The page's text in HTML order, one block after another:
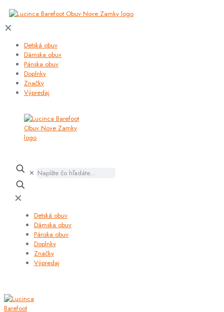
✕
Detská obuv
Dámska obuv
Pánska obuv
Doplnky
Značky
Výpredaj
✕
✕
Detská obuv
Dámska obuv
Pánska obuv
Doplnky
Značky
Výpredaj